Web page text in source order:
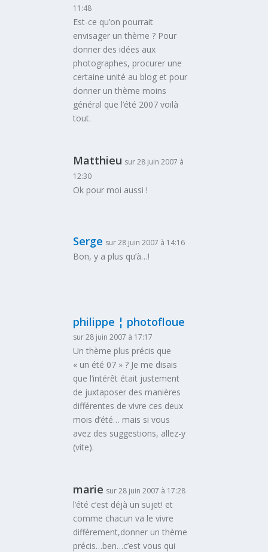
11:48
Est-ce qu’on pourrait
envisager un thème ? Pour
donner des idées aux
photographes, procurer une
certaine unité au blog et pour
donner un thème moins
général que l’été 2007 voilà
tout.
Matthieu sur 28 juin 2007 à
12:30
Ok pour moi aussi !
Serge sur 28 juin 2007 à 14:16
Bon, y a plus qu’à…!
philippe ¦ photofloue
sur 28 juin 2007 à 17:17
Un thème plus précis que
« un été 07 » ? Je me disais
que l’intérêt était justement
de juxtaposer des manières
différentes de vivre ces deux
mois d’été… mais si vous
avez des suggestions, allez-y
(vite).
marie sur 28 juin 2007 à 17:28
l’été c’est déjà un sujet! et
comme chacun va le vivre
différement,donner un thème
précis…ben…c’est vous qui